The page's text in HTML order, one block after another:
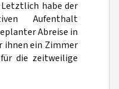
Letztlich habe der
Aufenthalt
Abreise in
ihnen ein Zimmer
die zeitweilige